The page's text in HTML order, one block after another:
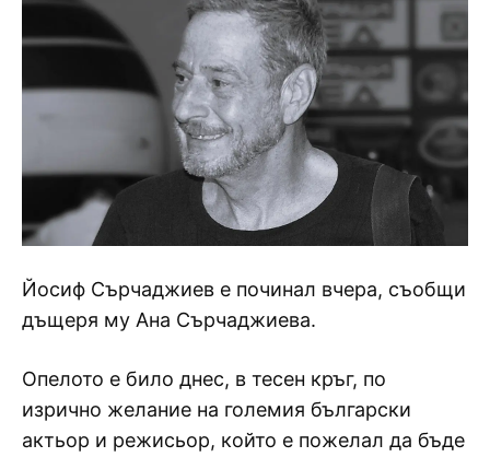
Йосиф Сърчаджиев е починал вчера, съобщи
дъщеря му Ана Сърчаджиева.
Опелото е било днес, в тесен кръг, по
изрично желание на големия български
актьор и режисьор, който е пожелал да бъде